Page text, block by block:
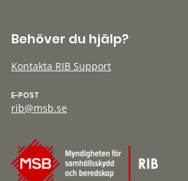
Behöver du hjälp?
Kontakta RIB Support
E-POST
rib@msb.se